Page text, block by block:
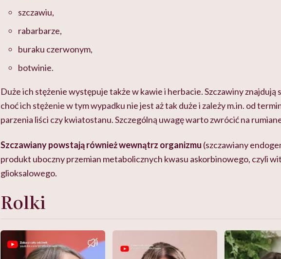
szczawiu,
rabarbarze,
buraku czerwonym,
botwinie.
Duże ich stężenie występuje także w kawie i herbacie. Szczawiny znajdują
choć ich stężenie w tym wypadku nie jest aż tak duże i zależy m.in. od
parzenia liści czy kwiatostanu. Szczególną uwagę warto zwrócić na
Szczawiany powstają również wewnątrz organizmu (szczawiany
produkt uboczny przemian metabolicznych kwasu askorbinowego, czyli
glioksalowego.
Rolki